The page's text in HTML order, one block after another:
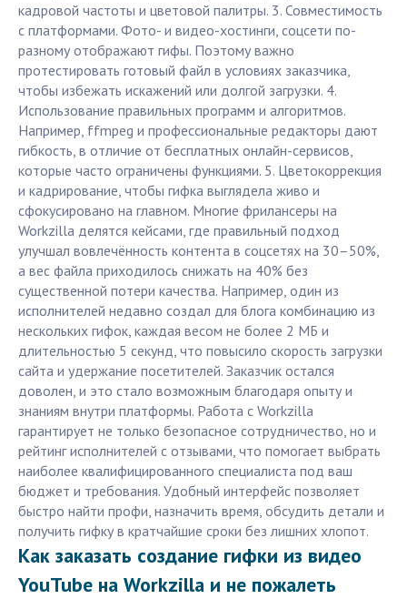
кадровой частоты и цветовой палитры. 3. Совместимость
с платформами. Фото- и видео-хостинги, соцсети по-
разному отображают гифы. Поэтому важно
протестировать готовый файл в условиях заказчика,
чтобы избежать искажений или долгой загрузки. 4.
Использование правильных программ и алгоритмов.
Например, ffmpeg и профессиональные редакторы дают
гибкость, в отличие от бесплатных онлайн-сервисов,
которые часто ограничены функциями. 5. Цветокоррекция
и кадрирование, чтобы гифка выглядела живо и
сфокусировано на главном. Многие фрилансеры на
Workzilla делятся кейсами, где правильный подход
улучшал вовлечённость контента в соцсетях на 30–50%,
а вес файла приходилось снижать на 40% без
существенной потери качества. Например, один из
исполнителей недавно создал для блога комбинацию из
нескольких гифок, каждая весом не более 2 МБ и
длительностью 5 секунд, что повысило скорость загрузки
сайта и удержание посетителей. Заказчик остался
доволен, и это стало возможным благодаря опыту и
знаниям внутри платформы. Работа с Workzilla
гарантирует не только безопасное сотрудничество, но и
рейтинг исполнителей с отзывами, что помогает выбрать
наиболее квалифицированного специалиста под ваш
бюджет и требования. Удобный интерфейс позволяет
быстро найти профи, назначить время, обсудить детали и
получить гифку в кратчайшие сроки без лишних хлопот.
Как заказать создание гифки из видео
YouTube на Workzilla и не пожалеть